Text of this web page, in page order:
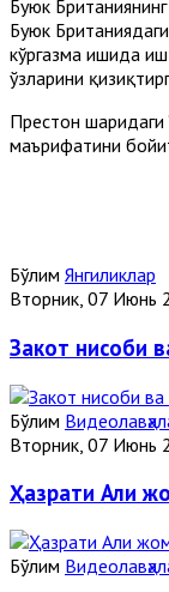
Буюк
Буюк
кўргазма ишида
ўзларини
Престон
маърифатини
Бўлим Янгиликлар
Вторник, 07 Июнь
Закот нисоби
Бўлим
Вторник, 07 Июнь
Ҳазрати Али
Бўлим